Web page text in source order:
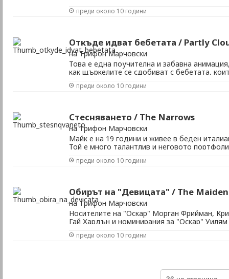
Даниелс, Лорън Греам, Лои Тейлър Пуци,
преди около 10 години
Откъде идват бебетата / Partly
на Трифон Марчовски
Това е една поучителна и забавна
как щъркелите се сдобиват с бебетата,
доставят на хората по Земята. Жанр:
преди около 10 години
Стесняването / The Narrows
на Трифон Марчовски
Майк е на 19 години и живее в беден
Той е много талантлив и неговото
бедните и на богатите. Жанр: драма
преди около 10 години
Обирът на "Девицата" / The
на Трифон Марчовски
Носителите на "Оскар" Морган Фрийман,
Гай Хардън и номинирания за "Оскар"
Хюит В ролите: Морган Фрийман, Уилиам Х.
преди около 10 години